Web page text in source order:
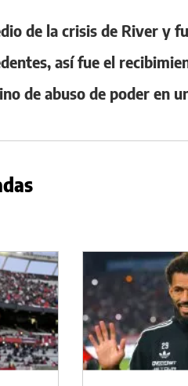
de la crisis de River y
así fue el
de abuso de poder en